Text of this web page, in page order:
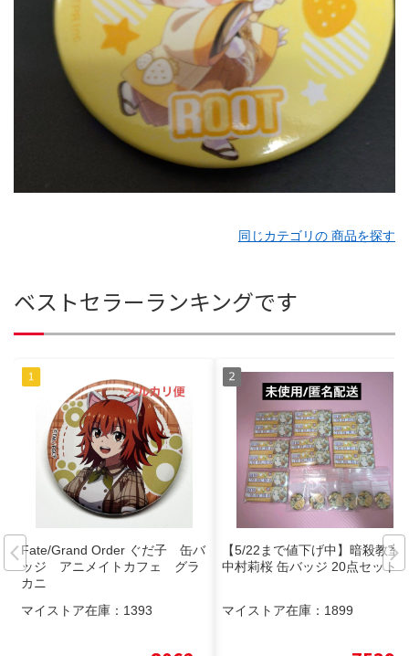
同じカテゴリの 商品を探す
ベストセラーランキングです
Fate/Grand Order ぐだ子 缶バ
ッジ アニメイトカフェ グラ
カニ
マイストア在庫： 1393
【5/22まで値下げ中】暗殺教室
中村莉桜 缶バッジ 20点セット
マイストア在庫： 1899